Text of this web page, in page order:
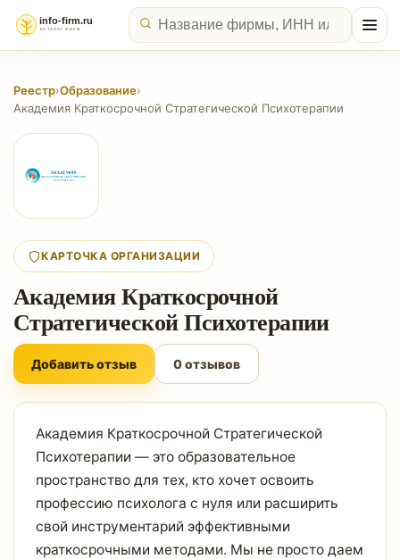
Реестр›Образование›
Академия Краткосрочной Стратегической Психотерапии
КАРТОЧКА ОРГАНИЗАЦИИ
Академия Краткосрочной
Стратегической Психотерапии
Добавить отзыв 0 отзывов
Академия Краткосрочной Стратегической
Психотерапии — это образовательное
пространство для тех, кто хочет освоить
профессию психолога с нуля или расширить
свой инструментарий эффективными
краткосрочными методами. Мы не просто даем